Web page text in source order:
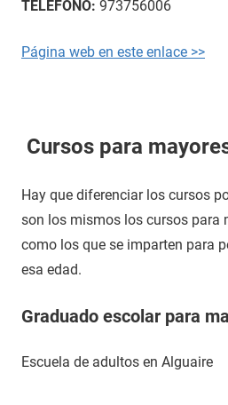
TELÉFONO: 973756006
Página web en este enlace >>
Cursos para
Hay que diferenciar los cursos
son los mismos los cursos para
como los que se imparten para
esa edad.
Graduado escolar para
Escuela de adultos en Alguaire